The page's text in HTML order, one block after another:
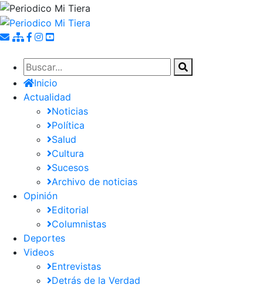
Pasar
al
contenido
Inicio
Actualidad
Noticias
Política
Salud
Cultura
Sucesos
Archivo de noticias
Opinión
Editorial
Columnistas
Deportes
Videos
Entrevistas
Detrás de la Verdad